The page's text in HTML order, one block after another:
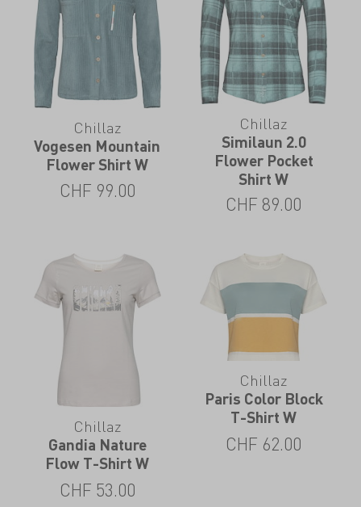
Chillaz
Vogesen Mountain
Flower Shirt W
CHF 99.00
Chillaz
Similaun 2.0
Flower Pocket
Shirt W
CHF 89.00
Chillaz
Gandia Nature
Flow T-Shirt W
CHF 53.00
Chillaz
Paris Color Block
T-Shirt W
CHF 62.00